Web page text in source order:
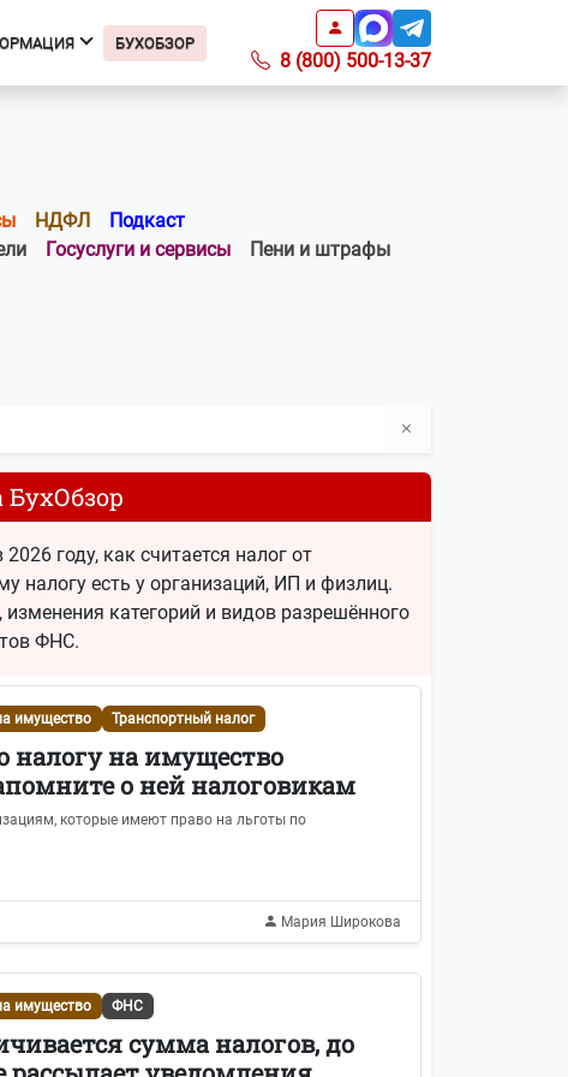
БУХОБЗОР
8 (800) 500-13-37
Образцы заявлений
Получить доверенность
Контакты
НДФЛ
Подкаст
Госуслуги и сервисы
Пени и штрафы
году, как считается налог от
налогу есть у организаций, ИП и физлиц.
категорий и видов разрешённого
ФНС.
имущество Транспортный налог
налогу на имущество
о ней налоговикам
которые имеют право на льготы по
Мария Широкова
имущество ФНС
сумма налогов, до